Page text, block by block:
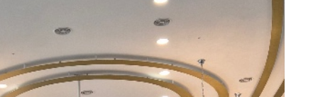
Ofelis Story